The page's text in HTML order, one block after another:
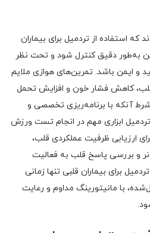
استفاده از تردمیل برای بیماران
به‌طور دقیق کنترل شود و تحت نظر
و ایمن باشد. تمرین‌های هوازی ملایم
قلب، کاهش فشار خون و افزایش تحمل
آنکه با برنامه‌ریزی تخصصی و
ابزاری مهم در انجام تست ورزش
ارزیابی ظرفیت عملکردی قلب،
و بررسی پاسخ قلب به فعالیت
برای بیماران قلبی تنها زمانی
با مانیتورینگ مداوم و رعایت